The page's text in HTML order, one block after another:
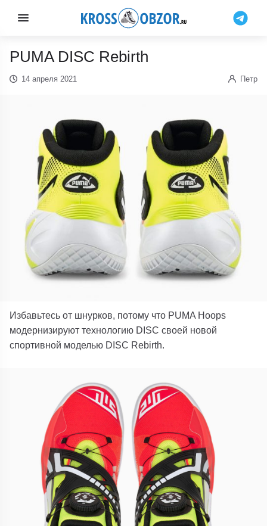
PUMA DISC Rebirth
14 апреля 2021 Петр
Избавьтесь от шнурков, потому что PUMA Hoops
модернизируют технологию DISC своей новой
спортивной моделью DISC Rebirth.